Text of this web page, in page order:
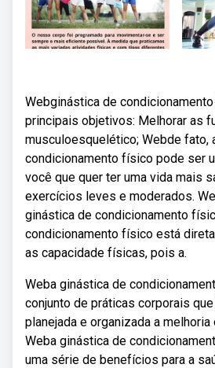
Webginástica de
principais objetivos: Melhorar as
musculoesquelético; Webde fato,
condicionamento físico pode ser
você que quer ter uma vida mais
exercícios leves e moderados.
ginástica de condicionamento
condicionamento físico está
as capacidade físicas, pois a.
Weba ginástica de
conjunto de práticas corporais
planejada e organizada a melhoria
Weba ginástica de
uma série de benefícios para a